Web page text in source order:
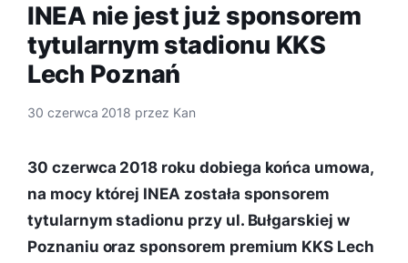
INEA nie jest już sponsorem
tytularnym stadionu KKS
Lech Poznań
30 czerwca 2018 przez Kan
30 czerwca 2018 roku dobiega końca umowa,
na mocy której INEA została sponsorem
tytularnym stadionu przy ul. Bułgarskiej w
Poznaniu oraz sponsorem premium KKS Lech